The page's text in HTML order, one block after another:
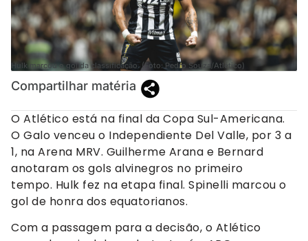
Hulk marcou o gol da classificação. (Foto: Pedro Souza/Atlético)
Compartilhar matéria
O Atlético está na final da Copa Sul-Americana.
O Galo venceu o Independiente Del Valle, por 3 a
1, na Arena MRV. Guilherme Arana e Bernard
anotaram os gols alvinegros no primeiro
tempo. Hulk fez na etapa final. Spinelli marcou o
gol de honra dos equatorianos.
Com a passagem para a decisão, o Atlético